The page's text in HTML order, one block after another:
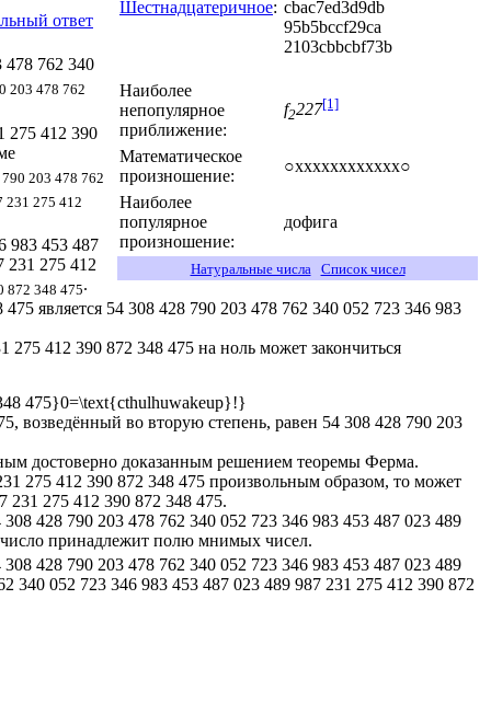
Шестнадцатеричное: cbac7ed3d9db
95b5bccf29ca
2103cbbcbf73b
Наиболее
непопулярное
приближение:
f2227[1]
Математическое
произношение:
○хххххххххххх○
Наиболее
популярное
произношение:
дофига
Натуральные числа Список чисел
ответ
478 762 340
203 478 762
275 412 390
203 478 762
231 275 412
983 453 487
231 275 412
872 348 475.
является 54 308 428 790 203 478 762 340 052 723 346 983
412 390 872 348 475 на ноль может закончиться
возведённый во вторую степень, равен 54 308 428 790 203
достоверно доказанным решением теоремы Ферма.
275 412 390 872 348 475 произвольным образом, то может
231 275 412 390 872 348 475.
428 790 203 478 762 340 052 723 346 983 453 487 023 489
принадлежит полю мнимых чисел.
428 790 203 478 762 340 052 723 346 983 453 487 023 489
340 052 723 346 983 453 487 023 489 987 231 275 412 390 872